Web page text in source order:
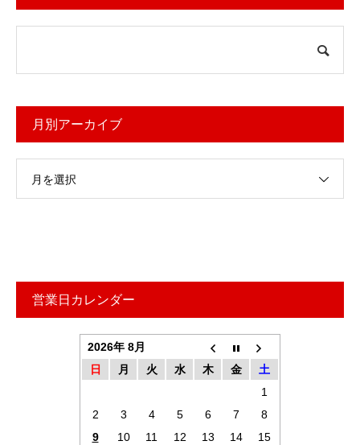
月別アーカイブ
月を選択
営業日カレンダー
2026年 8月
日
月 火 水 木 金
土
1
2
3 4 5 6 7
8
9
10 11 12 13 14
15